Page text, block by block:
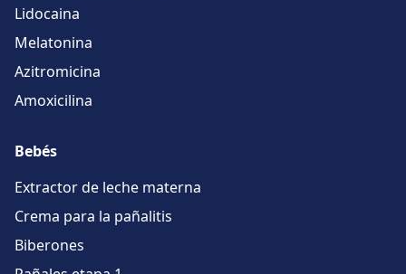
Lidocaina
Melatonina
Azitromicina
Amoxicilina
Bebés
Extractor de leche materna
Crema para la pañalitis
Biberones